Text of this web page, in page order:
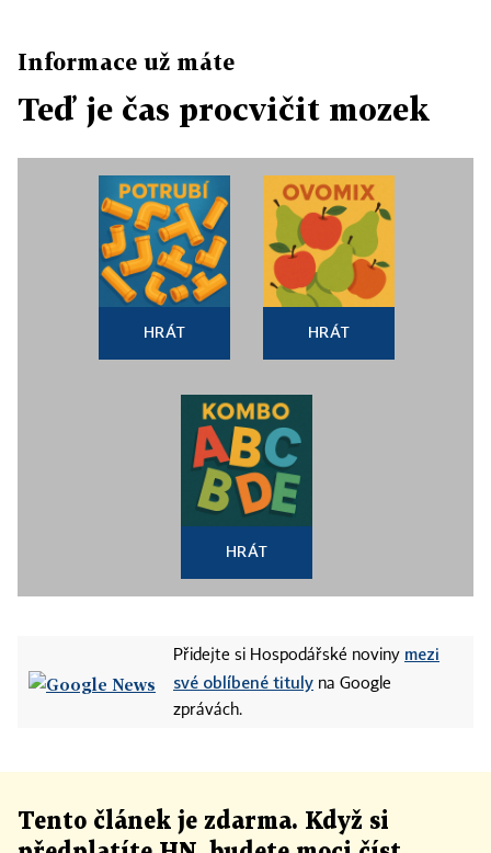
Informace už máte
Teď je čas procvičit mozek
HRÁT HRÁT
HRÁT
Přidejte si Hospodářské noviny mezi
své oblíbené tituly na Google
zprávách.
Tento článek je zdarma. Když si